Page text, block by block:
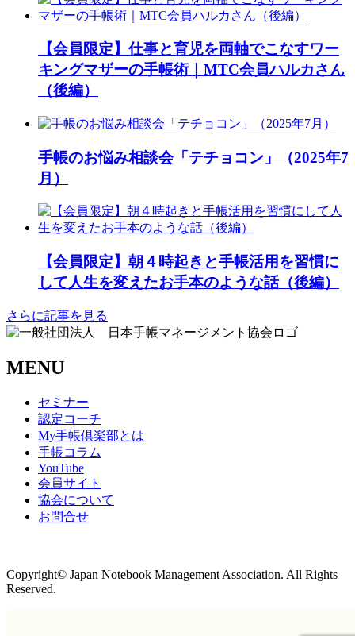
【会員限定】仕事と育児を両軸でこなすワー
キングマザーの手帳術｜MTC会員ハルカさん
（後編）
手帳のお悩み相談会「テチョコン」（2025年7
月）
【会員限定】朝４時起きと手帳活用を習慣に
して人生を変えたお手本のような話（後編）
さらに記事を見る
MENU
セミナー
認定コーチ
My手帳倶楽部とは
手帳コラム
YouTube
会員サイト
協会について
お問合せ
Copyright© Japan Notebook Management Association. All Rights
Reserved.